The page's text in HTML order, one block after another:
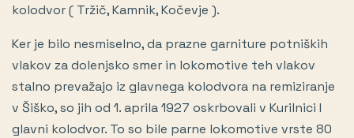
kolodvor ( Tržič, Kamnik, Kočevje ).
Ker je bilo nesmiselno, da prazne garniture potniških
vlakov za dolenjsko smer in lokomotive teh vlakov
stalno prevažajo iz glavnega kolodvora na remiziranje
v Šiško, so jih od 1. aprila 1927 oskrbovali v Kurilnici I
glavni kolodvor. To so bile parne lokomotive vrste 80